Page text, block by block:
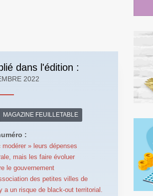
dans l'édition :
2022
MAGAZINE FEUILLETABLE
:
» leurs dépenses
mais les faire évoluer
le gouvernement
des petites villes de
un risque de black-out territorial.